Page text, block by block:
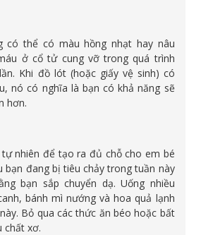
có thể có màu hồng nhạt hay nâu
ở cổ tử cung vỡ trong quá trình
Khi đồ lót (hoặc giấy vệ sinh) có
nó có nghĩa là bạn có khả năng sẽ
hơn.
nhiên để tạo ra đủ chỗ cho em bé
bạn đang bị tiêu chảy trong tuần này
bạn sắp chuyển dạ. Uống nhiều
bánh mì nướng và hoa quả lạnh
Bỏ qua các thức ăn béo hoặc bất
chất xơ.